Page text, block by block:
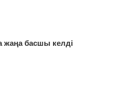
жаңа басшы келді